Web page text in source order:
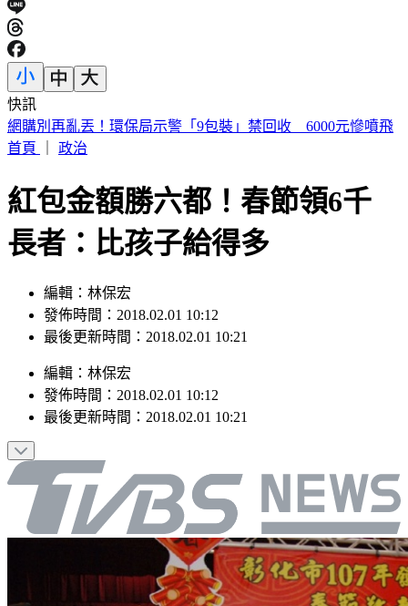
快訊
荷姆茲海峽通航傳進展！美官員：伊朗、阿曼預期很快達成協
議
紅包金額勝六都！春節領6千
長者：比孩子給得多
編輯：林保宏
發佈時間：2018.02.01 10:12
編輯：林保宏
發佈時間：2018.02.01 10:12